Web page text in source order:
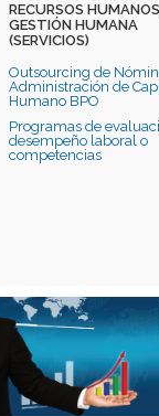
RECURSOS HUMANOS |
GESTIÓN HUMANA
(SERVICIOS)
Outsourcing de
Administración de
Humano BPO
Programas de
desempeño laboral o
competencias